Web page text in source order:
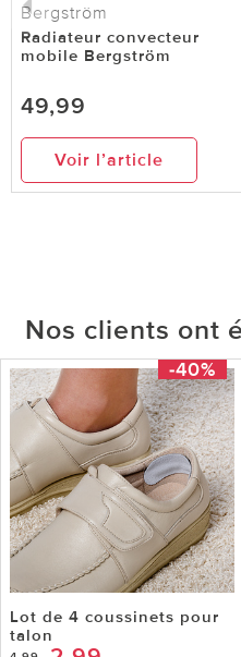
Bergström
Radiateur convecteur
mobile Bergström
49,99
Voir l’article
Nos clients ont
-40%
Lot de 4 coussinets pour
talon